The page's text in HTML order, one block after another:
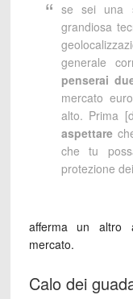
se sei una
grandiosa
generale
penserai
mercato
alto. Prima
aspettare
che tu
protezione
afferma un altro
mercato.
Calo dei